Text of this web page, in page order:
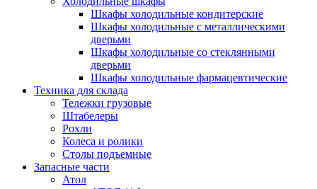
Шкафы холодильные кондитерские
Шкафы холодильные с металлическими
дверьми
Шкафы холодильные со стеклянными
дверьми
Шкафы холодильные фармацевтические
Техника для склада
Тележки грузовые
Штабелеры
Рохли
Колеса и ролики
Столы подъемные
Запасные части
Атол